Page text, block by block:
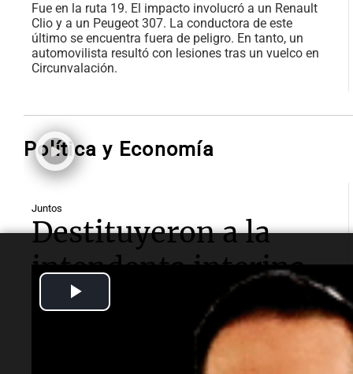
Fue en la ruta 19. El impacto involucró a un Renault
Clio y a un Peugeot 307. La conductora de este
último se encuentra fuera de peligro. En tanto, un
automovilista resultó con lesiones tras un vuelco en
Circunvalación.
Política y Economía
Juntos
Destituyeron a la
intendenta interina
de Villa Santa Cruz
del Lago y se